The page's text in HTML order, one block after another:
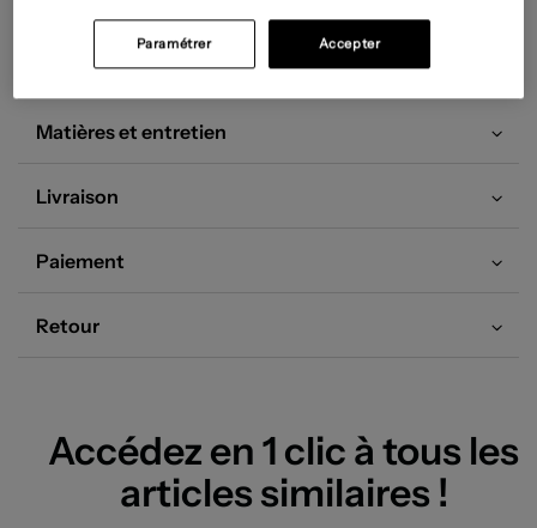
Référence n°2766032PX
Marque :S.oliver
Jeans coupe slim fille Couleur:bleu
Vêtements Fille
Jeans Fille
Matières et entretien
Livraison
Paiement
Retour
Accédez en 1 clic à tous les
articles similaires !
Accepter
Paramétrer